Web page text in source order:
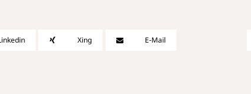
E-Mail
Xing